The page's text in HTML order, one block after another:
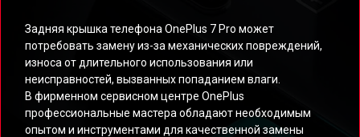
Задняя крышка телефона OnePlus 7 Pro может
потребовать замену из-за механических повреждений,
износа от длительного использования или
неисправностей, вызванных попаданием влаги.
В фирменном сервисном центре OnePlus
профессиональные мастера обладают необходимым
опытом и инструментами для качественной замены